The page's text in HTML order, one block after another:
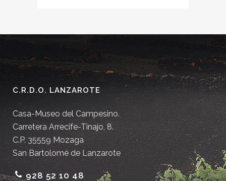
C.R.D.O. LANZAROTE
Casa-Museo del Campesino.
Carretera Arrecife-Tinajo, 8.
C.P. 35559 Mozaga
San Bartolomé de Lanzarote
928 52 10 48